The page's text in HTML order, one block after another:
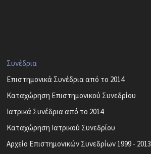
Συνέδρια
Επιστημονικά Συνέδρια από το 2014
Καταχώρηση Επιστημονικού Συνεδρίου
Ιατρικά Συνέδρια από το 2014
Καταχώρηση Ιατρικού Συνεδρίου
Αρχείο Επιστημονικών Συνεδρίων 1999 - 2013